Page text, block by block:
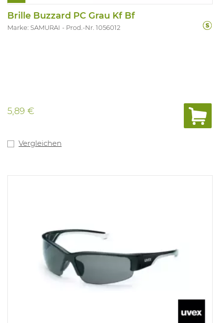
Brille Buzzard PC Grau Kf Bf
Marke: SAMURAI Prod.-Nr. 1056012
5,89 €
Vergleichen